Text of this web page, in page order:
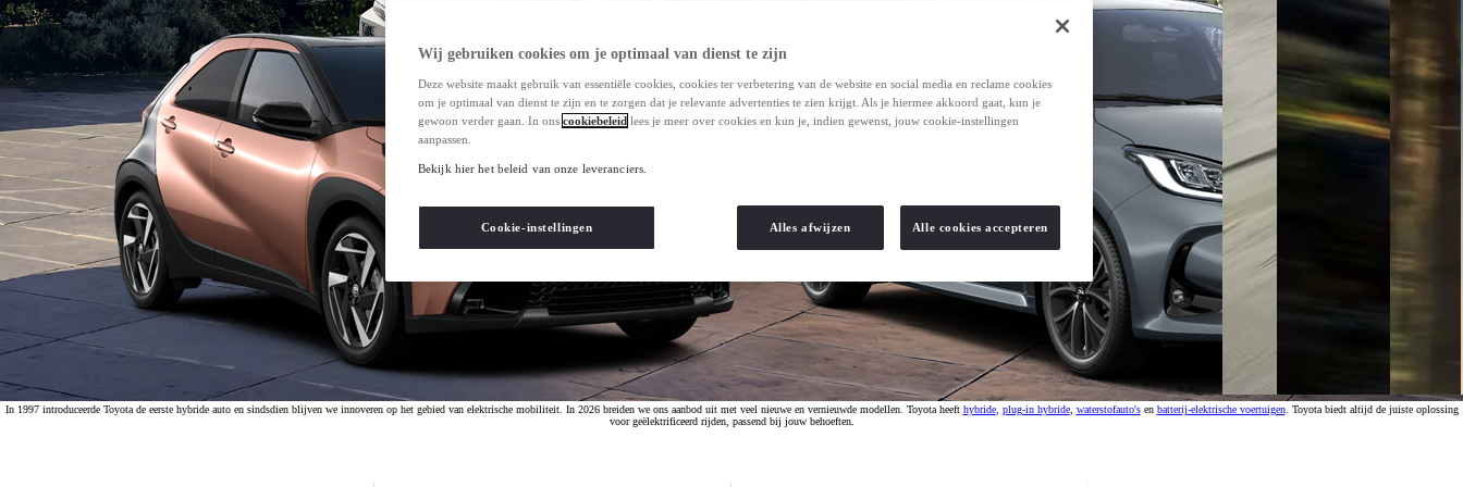
In 1997 introduceerde Toyota de eerste hybride auto en sindsdien blijven we innoveren op het gebied van elektrische mobiliteit. In 2026 breiden we ons aanbod uit met veel nieuwe en vernieuwde modellen. Toyota heeft hybride, plug-in hybride, waterstofauto'sen batterij-elektrische voertuigen. Toyota biedt altijd de juiste oplossing
voor geëlektrificeerd rijden, passend bij jouw behoeften.
Wij gebruiken cookies om je optimaal van dienst te zijn
Deze website maakt gebruik van essentiële cookies, cookies ter verbetering van de website en social media en reclame cookies
om je optimaal van dienst te zijn en te zorgen dat je relevante advertenties te zien krijgt. Als je hiermee akkoord gaat, kun je
gewoon verder gaan. In ons cookiebeleid lees je meer over cookies en kun je, indien gewenst, jouw cookie-instellingen
aanpassen.
Bekijk hier het beleid van onze leveranciers.
Cookie-instellingen Alles afwijzen Alle cookies accepteren